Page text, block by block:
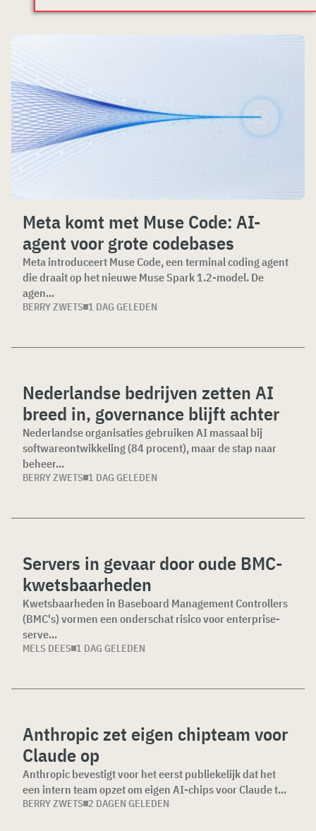
Meta komt met Muse Code: AI-
agent voor grote codebases
Meta introduceert Muse Code, een terminal coding agent
die draait op het nieuwe Muse Spark 1.2-model. De
agen...
BERRY ZWETS 1 DAG GELEDEN
Nederlandse bedrijven zetten AI
breed in, governance blijft achter
Nederlandse organisaties gebruiken AI massaal bij
softwareontwikkeling (84 procent), maar de stap naar
beheer...
BERRY ZWETS 1 DAG GELEDEN
Servers in gevaar door oude BMC-
kwetsbaarheden
Kwetsbaarheden in Baseboard Management Controllers
(BMC's) vormen een onderschat risico voor enterprise-
serve...
MELS DEES 1 DAG GELEDEN
Anthropic zet eigen chipteam voor
Claude op
Anthropic bevestigt voor het eerst publiekelijk dat het
een intern team opzet om eigen AI-chips voor Claude t...
BERRY ZWETS 2 DAGEN GELEDEN